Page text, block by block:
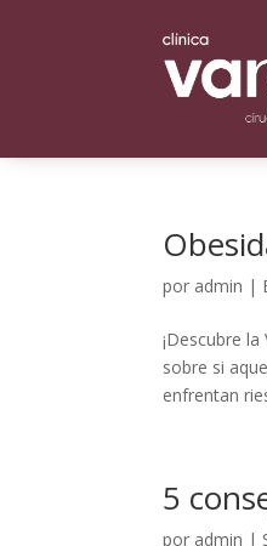
por admin |
¡Descubre
sobre si
enfrentan
5
por admin |